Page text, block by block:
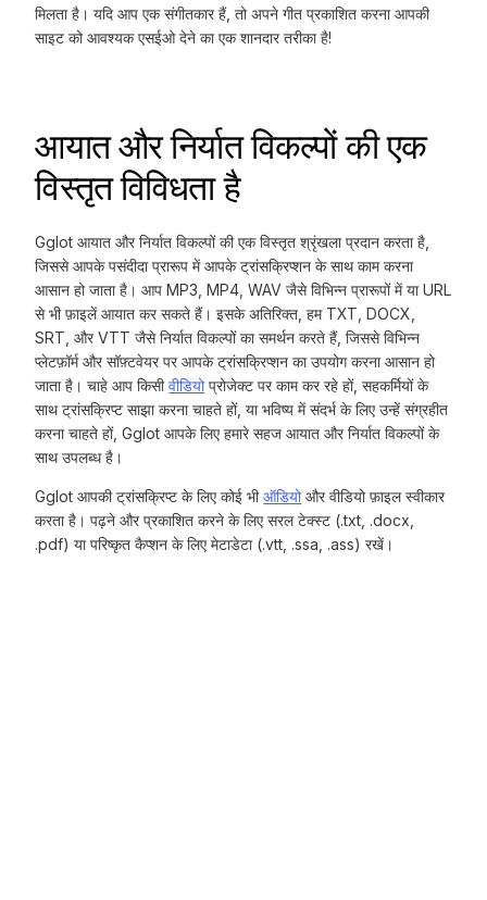
मिलता है। यदि आप एक संगीतकार हैं, तो अपने गीत प्रकाशित करना आपकी
साइट को आवश्यक एसईओ देने का एक शानदार तरीका है!
आयात और निर्यात विकल्पों की एक
विस्तृत विविधता है
Gglot आयात और निर्यात विकल्पों की एक विस्तृत श्रृंखला प्रदान करता है,
जिससे आपके पसंदीदा प्रारूप में आपके ट्रांसक्रिप्शन के साथ काम करना
आसान हो जाता है। आप MP3, MP4, WAV जैसे विभिन्न प्रारूपों में या URL
से भी फ़ाइलें आयात कर सकते हैं। इसके अतिरिक्त, हम TXT, DOCX,
SRT, और VTT जैसे निर्यात विकल्पों का समर्थन करते हैं, जिससे विभिन्न
प्लेटफ़ॉर्म और सॉफ़्टवेयर पर आपके ट्रांसक्रिप्शन का उपयोग करना आसान हो
जाता है। चाहे आप किसीवीडियोप्रोजेक्ट पर काम कर रहे हों, सहकर्मियों के
साथ ट्रांसक्रिप्ट साझा करना चाहते हों, या भविष्य में संदर्भ के लिए उन्हें संग्रहीत
करना चाहते हों, Gglot आपके लिए हमारे सहज आयात और निर्यात विकल्पों के
साथ उपलब्ध है।
Gglot आपकी ट्रांसक्रिप्ट के लिए कोई भीऑडियोऔर वीडियो फ़ाइल स्वीकार
करता है। पढ़ने और प्रकाशित करने के लिए सरल टेक्स्ट (.txt, .docx,
.pdf) या परिष्कृत कैप्शन के लिए मेटाडेटा (.vtt, .ssa, .ass) रखें।